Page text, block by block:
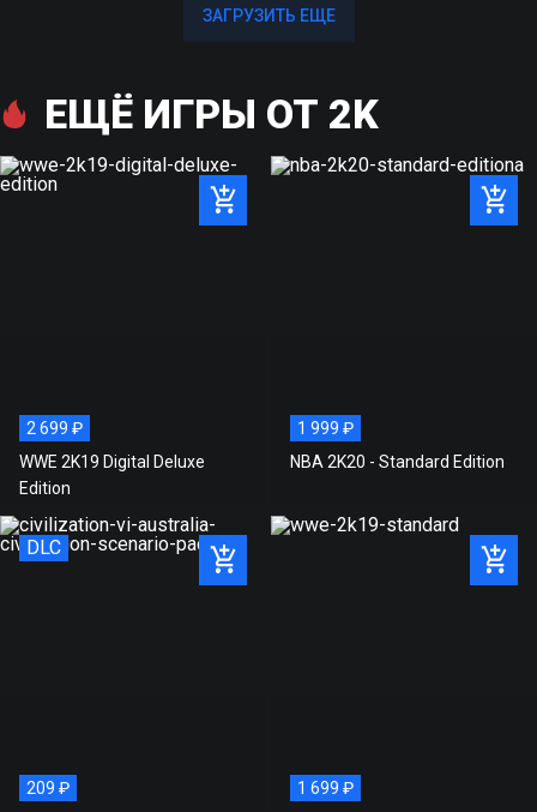
ЗАГРУЗИТЬ ЕЩЕ
ЗАГРУЗИТЬ ЕЩЕ
ЕЩЁ ИГРЫ ОТ 2K
2 699 ₽
WWE 2K19 Digital Deluxe
Edition
1 999 ₽
NBA 2K20 - Standard Edition
DLC
209 ₽
1 699 ₽